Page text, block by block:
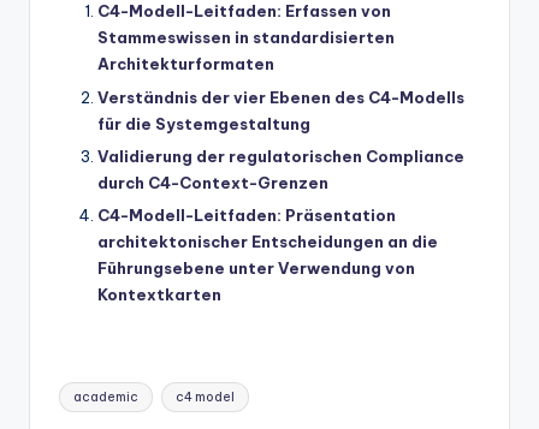
C4-Modell-Leitfaden: Erfassen von
Stammeswissen in standardisierten
Architekturformaten
Verständnis der vier Ebenen des C4-Modells
für die Systemgestaltung
Validierung der regulatorischen Compliance
durch C4-Context-Grenzen
C4-Modell-Leitfaden: Präsentation
architektonischer Entscheidungen an die
Führungsebene unter Verwendung von
Kontextkarten
Tags:
academic c4 model